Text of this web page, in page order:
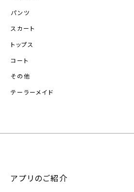
パンツ
スカート
トップス
コート
その他
テーラーメイド
アプリのご紹介